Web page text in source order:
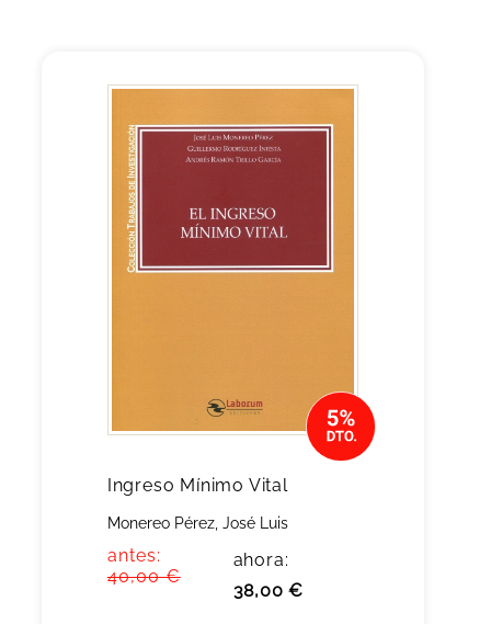
Ingreso Mínimo Vital
Monereo Pérez, José Luis
antes:
40,00 €
ahora:
38,00 €